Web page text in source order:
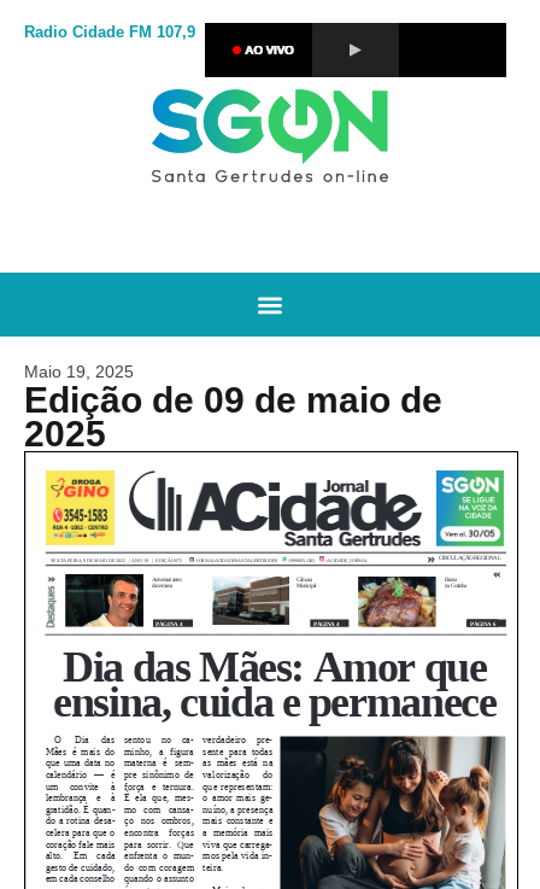
Radio Cidade FM 107,9
Maio 19, 2025
Edição de 09 de maio de
2025